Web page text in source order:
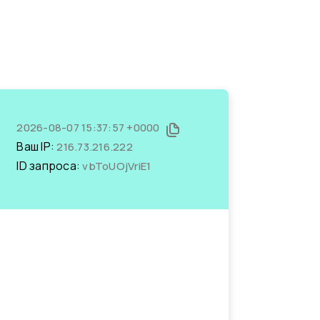
2026-08-07 15:37:57 +0000
Ваш IP:216.73.216.222
ID запроса:vbToUOjVriE1